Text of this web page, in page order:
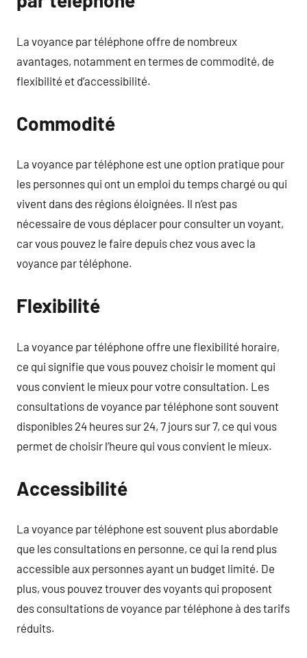
La voyance par téléphone offre de nombreux
avantages, notamment en termes de commodité, de
flexibilité et d’accessibilité.
Commodité
La voyance par téléphone est une option pratique pour
les personnes qui ont un emploi du temps chargé ou qui
vivent dans des régions éloignées. Il n’est pas
nécessaire de vous déplacer pour consulter un voyant,
car vous pouvez le faire depuis chez vous avec la
voyance par téléphone.
Flexibilité
La voyance par téléphone offre une flexibilité horaire,
ce qui signifie que vous pouvez choisir le moment qui
vous convient le mieux pour votre consultation. Les
consultations de voyance par téléphone sont souvent
disponibles 24 heures sur 24, 7 jours sur 7, ce qui vous
permet de choisir l’heure qui vous convient le mieux.
Accessibilité
La voyance par téléphone est souvent plus abordable
que les consultations en personne, ce qui la rend plus
accessible aux personnes ayant un budget limité. De
plus, vous pouvez trouver des voyants qui proposent
des consultations de voyance par téléphone à des tarifs
réduits.